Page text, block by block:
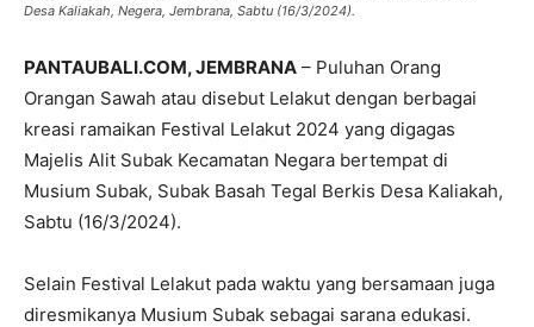
Desa Kaliakah, Negera, Jembrana, Sabtu (16/3/2024).
PANTAUBALI.COM, JEMBRANA – Puluhan Orang
Orangan Sawah atau disebut Lelakut dengan berbagai
kreasi ramaikan Festival Lelakut 2024 yang digagas
Majelis Alit Subak Kecamatan Negara bertempat di
Musium Subak, Subak Basah Tegal Berkis Desa Kaliakah,
Sabtu (16/3/2024).
Selain Festival Lelakut pada waktu yang bersamaan juga
diresmikanya Musium Subak sebagai sarana edukasi.